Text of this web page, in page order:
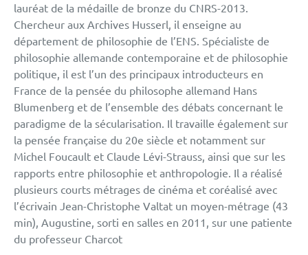
lauréat de la médaille de bronze du CNRS-2013.
Chercheur aux Archives Husserl, il enseigne au
département de philosophie de l’ENS. Spécialiste de
philosophie allemande contemporaine et de philosophie
politique, il est l’un des principaux introducteurs en
France de la pensée du philosophe allemand Hans
Blumenberg et de l’ensemble des débats concernant le
paradigme de la sécularisation. Il travaille également sur
la pensée française du 20e siècle et notamment sur
Michel Foucault et Claude Lévi-Strauss, ainsi que sur les
rapports entre philosophie et anthropologie. Il a réalisé
plusieurs courts métrages de cinéma et coréalisé avec
l’écrivain Jean-Christophe Valtat un moyen-métrage (43
min), Augustine, sorti en salles en 2011, sur une patiente
du professeur Charcot